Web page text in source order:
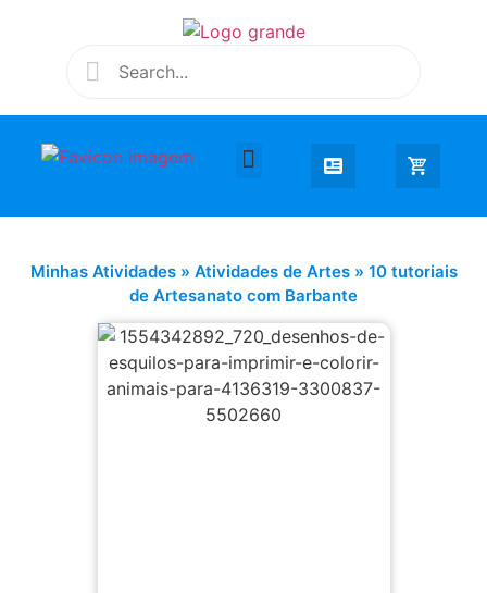
Minhas Atividades» Atividades de Artes» 10 tutoriais
de Artesanato com Barbante